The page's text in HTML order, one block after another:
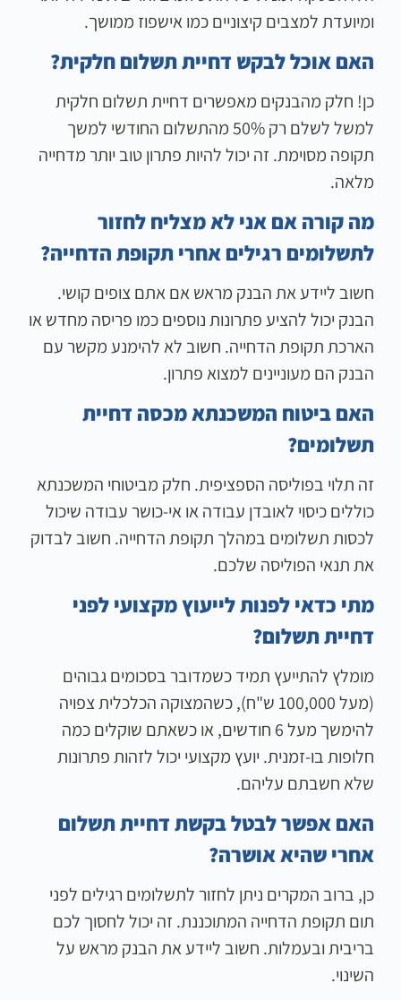
ומיועדת למצבים קיצוניים כמו אישפוז ממושך.
האם אוכל לבקש דחיית תשלום חלקית?
כן! חלק מהבנקים מאפשרים דחיית תשלום חלקית
למשל לשלם רק 50% מהתשלום החודשי למשך
תקופה מסוימת. זה יכול להיות פתרון טוב יותר מדחייה
מלאה.
מה קורה אם אני לא מצליח לחזור
לתשלומים רגילים אחרי תקופת הדחייה?
חשוב ליידע את הבנק מראש אם אתם צופים קושי.
הבנק יכול להציע פתרונות נוספים כמו פריסה מחדש או
הארכת תקופת הדחייה. חשוב לא להימנע מקשר עם
הבנק הם מעוניינים למצוא פתרון.
האם ביטוח המשכנתא מכסה דחיית
תשלומים?
זה תלוי בפוליסה הספציפית. חלק מביטוחי המשכנתא
כוללים כיסוי לאובדן עבודה או אי-כושר עבודה שיכול
לכסות תשלומים במהלך תקופת הדחייה. חשוב לבדוק
את תנאי הפוליסה שלכם.
מתי כדאי לפנות לייעוץ מקצועי לפני
דחיית תשלום?
מומלץ להתייעץ תמיד כשמדובר בסכומים גבוהים
(מעל 100,000 ש"ח), כשהמצוקה הכלכלית צפויה
להימשך מעל 6 חודשים, או כשאתם שוקלים כמה
חלופות בו-זמנית. יועץ מקצועי יכול לזהות פתרונות
שלא חשבתם עליהם.
האם אפשר לבטל בקשת דחיית תשלום
אחרי שהיא אושרה?
כן, ברוב המקרים ניתן לחזור לתשלומים רגילים לפני
תום תקופת הדחייה המתוכננת. זה יכול לחסוך לכם
בריבית ובעמלות. חשוב ליידע את הבנק מראש על
השינוי.